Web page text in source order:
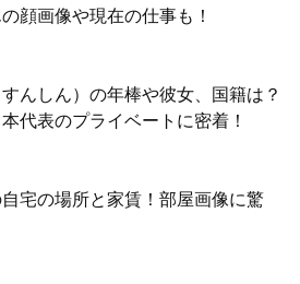
顔画像や現在の仕事も！
んしん）の年棒や彼女、国籍は？
代表のプライベートに密着！
宅の場所と家賃！部屋画像に驚